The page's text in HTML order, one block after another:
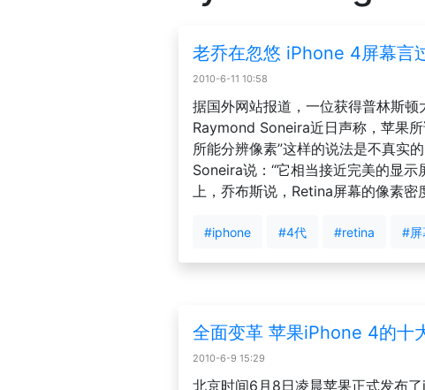
老乔在忽悠 iPhone 4屏幕言
2010-6-11 10:58
据国外网站报道，一位获得普林斯顿
Raymond Soneira近日声称，苹果
所能分辨像素”这样的说法是不真实
Soneira说：“它相当接近完美的显
上，乔布斯说，Retina屏幕的像素密
#iphone #4代 #retina #屏
全面变革 苹果iPhone 4的十
2010-6-9 15:29
北京时间6月8日凌晨苹果正式发布